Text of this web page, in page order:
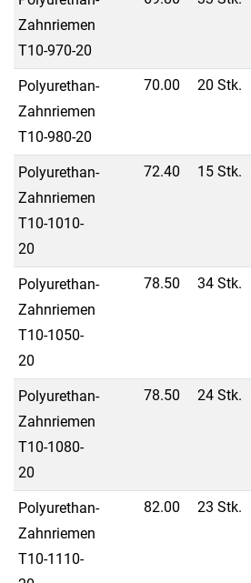
Zahnriemen
T10-970-20
Polyurethan-
Zahnriemen
T10-980-20
70.00 20 Stk.
Polyurethan-
Zahnriemen
T10-1010-
20
72.40 15 Stk.
Polyurethan-
Zahnriemen
T10-1050-
20
78.50 34 Stk.
Polyurethan-
Zahnriemen
T10-1080-
20
78.50 24 Stk.
Polyurethan-
Zahnriemen
T10-1110-
82.00 23 Stk.